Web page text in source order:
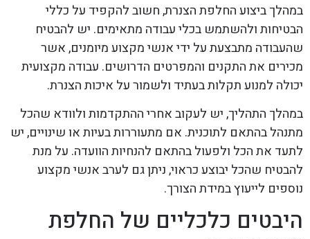
במהלך ביצוע החלפת הצנרת, חשוב להקפיד על כללי
הבטיחות ולהשתמש בכלי עבודה מתאימים. יש להבטיח
שהעבודה מתבצעת על ידי אנשי מקצוע מיומנים, אשר
מכירים את התקנים והמפרטים הדרושים. עבודה מקצועית
יכולה למנוע תקלות בעתיד ולשמור על איכות הצנרת.
במהלך התהליך, יש לעקוב אחרי ההתקדמות ולוודא שהכל
מתנהל בהתאם לתוכנית. אם מתעוררות בעיות או שינויים, יש
לתעד את הכל ולפעול בהתאם להנחיות הוועדה. על מנת
להבטיח שהכל יבוצע כראוי, ניתן גם לערב אנשי מקצוע
נוספים לייעוץ במידת הצורך.
היבטים כלכליים של החלפת